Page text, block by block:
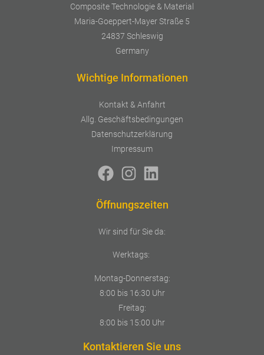
Composite Technologie & Material
Maria-Goeppert-Mayer Straße 5
24837 Schleswig
Germany
Wichtige Informationen
Kontakt & Anfahrt
Allg. Geschäftsbedingungen
Datenschutzerklärung
Impressum
Öffnungszeiten
Wir sind für Sie da:
Werktags:
Montag-Donnerstag:
8:00 bis 16:30 Uhr
Freitag:
8:00 bis 15:00 Uhr
Kontaktieren Sie uns